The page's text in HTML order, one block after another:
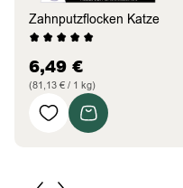
Zahnputzflocken Katze
6,49 €
(81,13 € / 1 kg)